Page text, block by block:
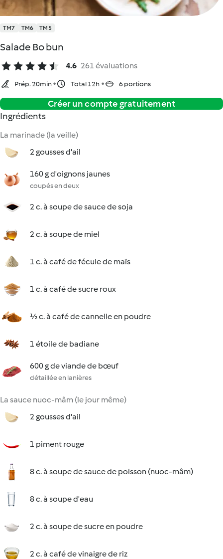
TM7 TM6 TM5
Salade Bo bun
4.6 261 évaluations
Prép. 20min Total 12h 6 portions
Créer un compte gratuitement
Ingrédients
La marinade (la veille)
2 gousses d'ail
160 g d'oignons jaunes
coupés en deux
2 c. à soupe de sauce de soja
2 c. à soupe de miel
1 c. à café de fécule de maïs
1 c. à café de sucre roux
½ c. à café de cannelle en poudre
1 étoile de badiane
600 g de viande de bœuf
détaillée en lanières
La sauce nuoc-mâm (le jour même)
2 gousses d'ail
1 piment rouge
8 c. à soupe de sauce de poisson (nuoc-mâm)
8 c. à soupe d'eau
2 c. à soupe de sucre en poudre
2 c. à café de vinaigre de riz